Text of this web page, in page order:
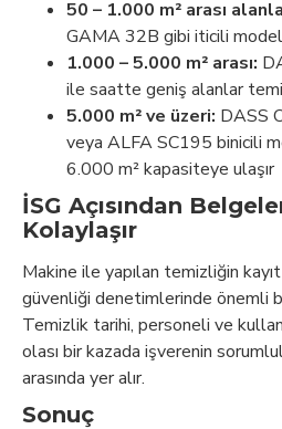
50 – 1.000 m² arası
GAMA 32B gibi iticili
1.000 – 5.000 m² arası:
ile saatte geniş alanlar
5.000 m² ve üzeri: DASS
veya ALFA SC195 binicili
6.000 m² kapasiteye ulaşır
İSG Açısından
Kolaylaşır
Makine ile yapılan temizliğin kayıt
güvenliği denetimlerinde önemli
Temizlik tarihi, personeli ve
olası bir kazada işverenin
arasında yer alır.
Sonuç